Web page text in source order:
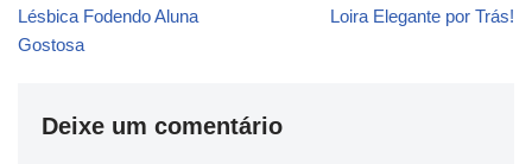
Lésbica Fodendo Aluna
Gostosa
Loira Elegante por Trás!
Deixe um comentário